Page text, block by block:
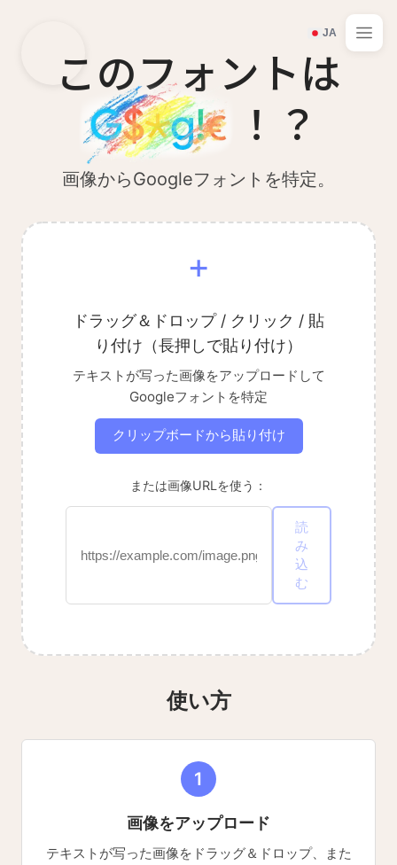
JA
このフォントは
！？
画像からGoogleフォントを特定。
+
ドラッグ＆ドロップ / クリック / 貼
り付け（長押しで貼り付け）
テキストが写った画像をアップロードして
Googleフォントを特定
クリップボードから貼り付け
または画像URLを使う：
読
み
込
む
使い方
1
画像をアップロード
テキストが写った画像をドラッグ＆ドロップ、また